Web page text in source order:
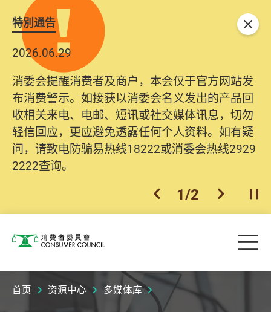
特別通告
2026.06.29
消委会提醒消费者及商户，本会仅于官方网站发
布消费警示。如接获以消委会名义发出的产品回
收相关来电、电邮、短讯或社交媒体讯息，切勿
轻信回应，更应避免透露任何个人资料。如有疑
问，请致电防骗易热线18222或消委会热线2929
2222查询。
上一个
1/2 下一个开
关闭
消费者委员会 目
首页 资源中心 多媒体库